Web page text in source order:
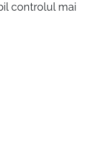
controlul mai